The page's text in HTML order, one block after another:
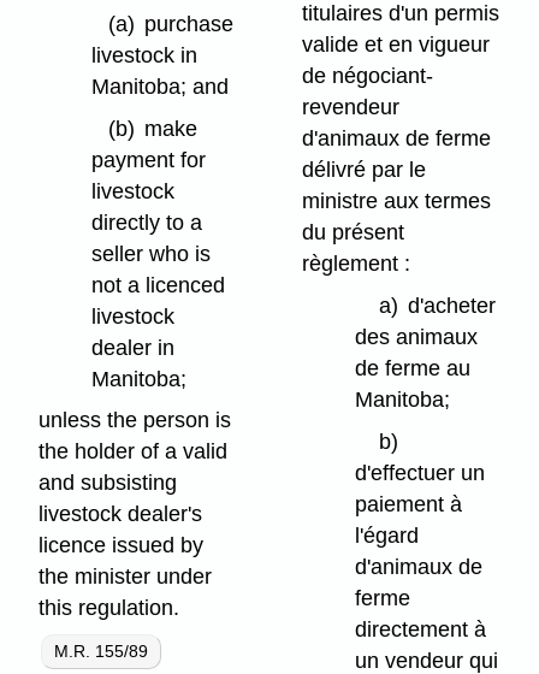
(a) purchase
livestock in
Manitoba; and
(b) make
payment for
livestock
directly to a
seller who is
not a licenced
livestock
dealer in
Manitoba;
unless the person is
the holder of a valid
and subsisting
livestock dealer's
licence issued by
the minister under
this regulation.
M.R. 155/89
titulaires d'un permis
valide et en vigueur
de négociant-
revendeur
d'animaux de ferme
délivré par le
ministre aux termes
du présent
règlement :
a) d'acheter
des animaux
de ferme au
Manitoba;
b)
d'effectuer un
paiement à
l'égard
d'animaux de
ferme
directement à
un vendeur qui